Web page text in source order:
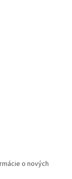
o nových